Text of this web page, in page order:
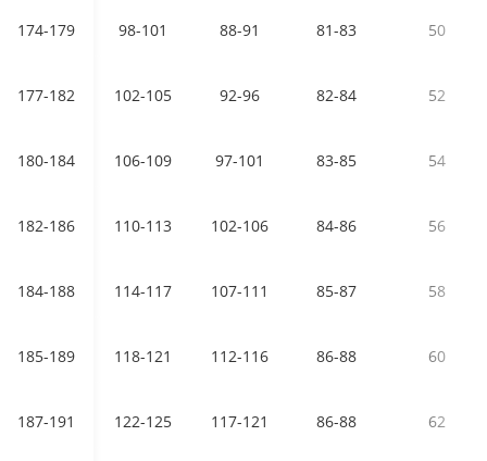
174-179 98-101 88-91 81-83 50
177-182 102-105 92-96 82-84 52
180-184 106-109 97-101 83-85 54
182-186 110-113 102-106 84-86 56
184-188 114-117 107-111 85-87 58
185-189 118-121 112-116 86-88 60
187-191 122-125 117-121 86-88 62